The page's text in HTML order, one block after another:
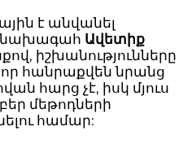
է անվանել
նախագահ Ավետիք
իշխանությունները
որ հանրաքվեն նրանց
հարց չէ, իսկ մյուս
մեթոդների
համար: